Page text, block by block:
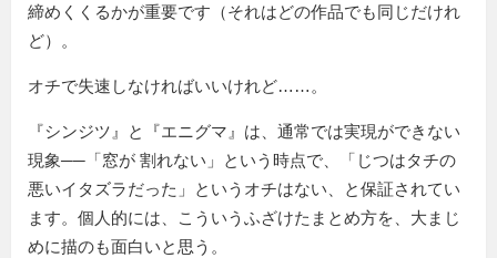
締めくくるかが重要です（それはどの作品でも同じだけれ
ど）。
オチで失速しなければいいけれど……。
『シンジツ』と『エニグマ』は、通常では実現ができない
現象──
窓が 割れない
という時点で、「じつはタチの
悪いイタズラだった」というオチはない、と保証されてい
ます。個人的には、こういうふざけたまとめ方を、大まじ
めに描のも面白いと思う。